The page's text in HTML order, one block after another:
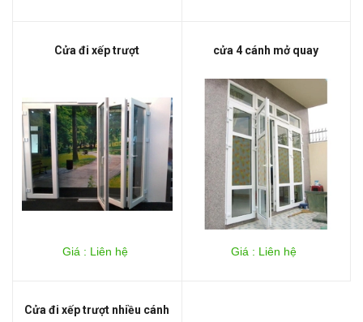
Cửa đi xếp trượt
Giá : Liên hệ
cửa 4 cánh mở quay
Giá : Liên hệ
Cửa đi xếp trượt nhiều cánh